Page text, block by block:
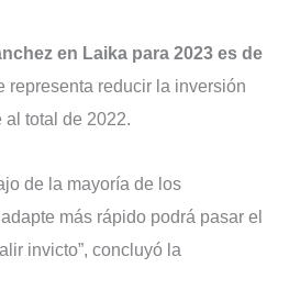
en Laika para 2023 es de
representa reducir la inversión
al total de 2022.
de la mayoría de los
más rápido podrá pasar el
invicto”, concluyó la